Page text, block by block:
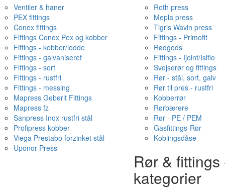
Ventiler & haner
PEX fittings
Conex fittings
Fittings Conex Pex og kobber
Fittings - kobber/lodde
Fittings - galvaniseret
Fittings - sort
Fittings - rustfri
Fittings - messing
Mapress Geberit Fittings
Mapress fz
Sanpress Inox rustfri stål
Profipress kobber
Viega Prestabo forzinket stål
Uponor Press
Roth press
Mepla press
Tigris Wavin press
Fittings - Primofit
Rødgods
Fittings - Ijoint/Isiflo
Svejserør og fittings
Rør - stål, sort, galv
Rør til pres - rustfri
Kobberrør
Rørbærere
Rør - PE / PEM
Gasfittings-Rør
Koblingsdåse
Rør & fittings
kategorier